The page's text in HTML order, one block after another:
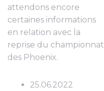
attendons encore
certaines informations
en relation avec la
reprise du championnat
des Phoenix.
25.06.2022